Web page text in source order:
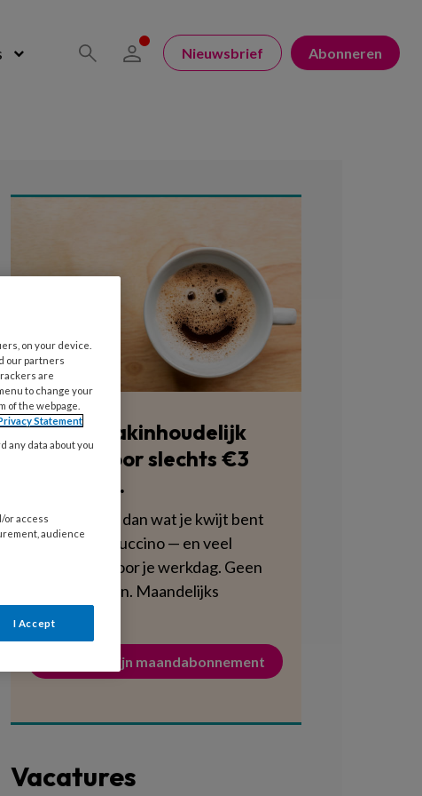
Nieuwsbrief Abonneren
Blijf vakinhoudelijk
scherp voor slechts €3
per week.
Dat is minder dan wat je kwijt bent
aan een cappuccino — en veel
voedzamer voor je werkdag. Geen
verplichtingen. Maandelijks
Activeer mijn maandabonnement
Vacatures
on your device.
our partners
are
to change your
of the webpage.
Statement
any data about you
or access
audience
I Accept